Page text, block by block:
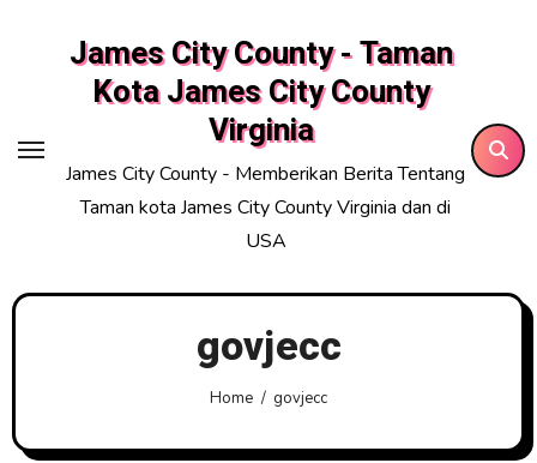
James City County - Taman
Kota James City County
Virginia
James City County - Memberikan Berita Tentang
Taman kota James City County Virginia dan di
USA
govjecc
Home govjecc